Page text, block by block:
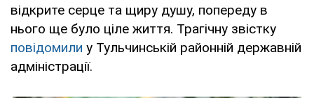
відкрите серце та щиру душу, попереду в
нього ще було ціле життя. Трагічну звістку
повідомили у Тульчинській районній державній
адміністрації.